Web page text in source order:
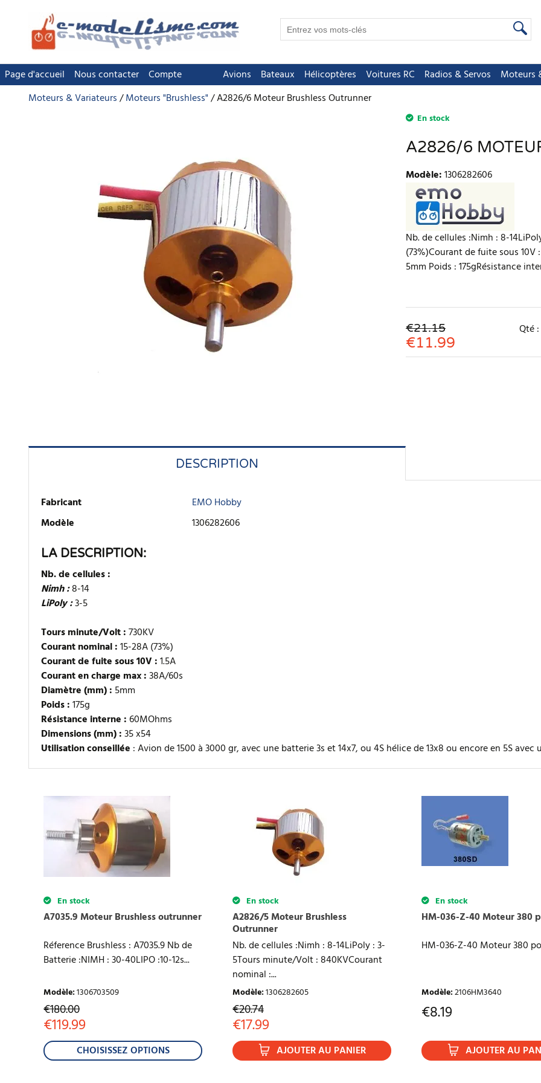
Page d'accueil Nous contacter Compte Avions Bateaux Hélicoptères Voitures RC Radios & Servos
Moteurs
Moteurs & Variateurs
Moteurs "Brushless" A2826/6 Moteur Brushless Outrunner
En stock
A2826/6
Modèle:1306282606
Nb. de cellules :Nimh : 8-
(73%)Courant de fuite sous
5mm Poids : 175gRésistance
€21.15
€11.99
Qté :
DESCRIPTION
Fabricant
EMO Hobby
Modèle
1306282606
LA DESCRIPTION:
Nb. de cellules :
Nimh :8-14
LiPoly :3-5
Tours minute/Volt :730KV
Courant nominal :15-28A (73%)
Courant de fuite sous 10V :1.5A
Courant en charge max :38A/60s
Diamètre (mm) : 5mm
Poids :175g
Résistance interne :60MOhms
Dimensions (mm) :35 x54
Utilisation conseillée : Avion de 1500 à 3000 gr, avec une batterie 3s et 14x7, ou 4S hélice de 13x8 ou encore en 5S avec
En stock
A7035.9 Moteur Brushless outrunner
Réference Brushless : A7035.9 Nb de
Batterie :NIMH : 30-40LIPO :10-12s...
Modèle:1306703509
€180.00
€119.99
CHOISISSEZ OPTIONS
En stock
A2826/5 Moteur Brushless
Outrunner
Nb. de cellules :Nimh : 8-14LiPoly : 3-
5Tours minute/Volt : 840KVCourant
nominal :...
Modèle:1306282605
€20.74
€17.99
AJOUTER AU PANIER
En stock
HM-036-Z-40 Moteur 380
HM-036-Z-40 Moteur 380
Modèle:2106HM3640
€8.19
AJOUTER AU